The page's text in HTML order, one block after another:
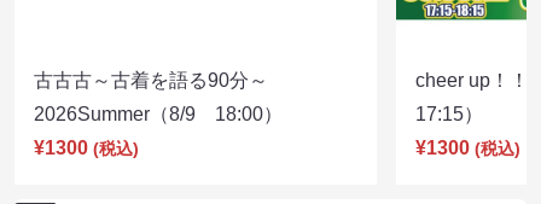
古古古～古着を語る90分～
2026Summer（8/9 18:00）
¥1300 (税込)
cheer up！
17:15）
¥1300 (税込)